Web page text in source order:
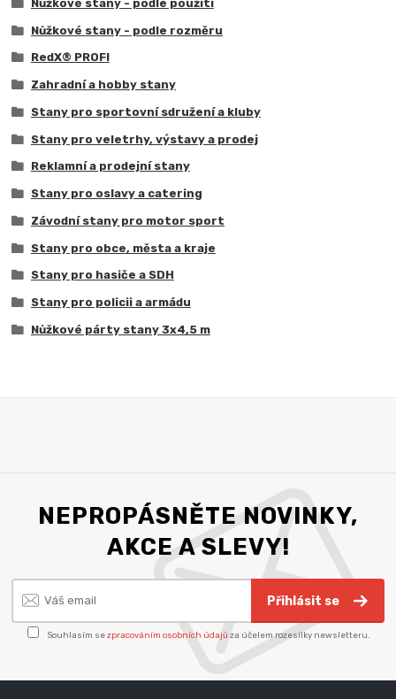
Nůžkové stany - podle použití
Nůžkové stany - podle rozměru
RedX® PROFI
Zahradní a hobby stany
Stany pro sportovní sdružení a kluby
Stany pro veletrhy, výstavy a prodej
Reklamní a prodejní stany
Stany pro oslavy a catering
Závodní stany pro motor sport
Stany pro obce, města a kraje
Stany pro hasiče a SDH
Stany pro policii a armádu
Nůžkové párty stany 3x4,5 m
NEPROPÁSNĚTE NOVINKY,
AKCE A SLEVY!
Přihlásit se
Souhlasím sezpracováním osobních údajů za účelem rozesílky newsletteru.